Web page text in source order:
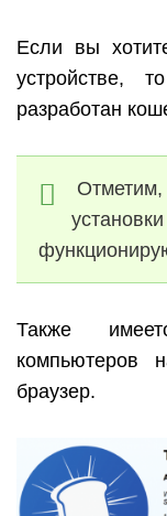
Если вы
устройстве,
разработан
Отметим,
Также
компьютеров
браузер.